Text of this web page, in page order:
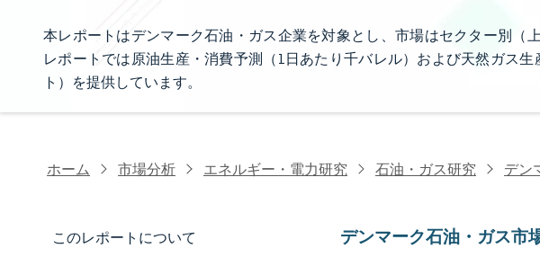
本レポートはデンマーク石油・ガス企業を対象とし、市場はセクター別（
レポートでは原油生産・消費予測（1日あたり千バレル）および天然ガス
ト）を提供しています。
ホーム 市場分析 エネルギー・電力研究 石油・ガス研究 デン
このレポートについて デンマーク石油・ガス市